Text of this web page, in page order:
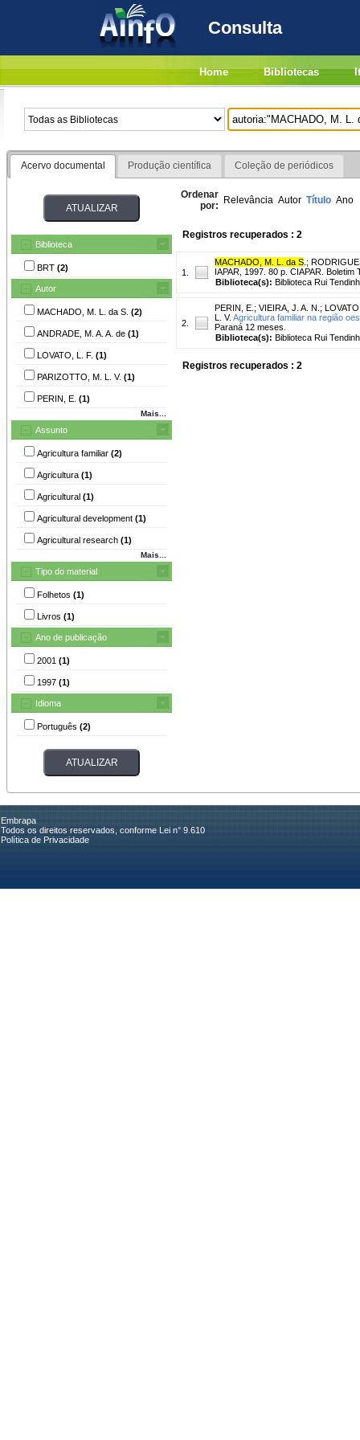
Consulta
Home Bibliotecas
Acervo documental Produção científica Coleção de periódicos
Biblioteca
BRT (2)
Autor
MACHADO, M. L. da S. (2)
ANDRADE, M. A. A. de (1)
LOVATO, L. F. (1)
PARIZOTTO, M. L. V. (1)
PERIN, E. (1)
Mais...
Assunto
Agricultura familiar (2)
Agricultura (1)
Agricultural (1)
Agricultural development (1)
Agricultural research (1)
Mais...
Tipo do material
Folhetos (1)
Livros (1)
Ano de publicação
2001 (1)
1997 (1)
Idioma
Português (2)
Ordenar
por: Relevância Autor Título Ano
Registros recuperados : 2
1.
MACHADO, M. L. da S ;
IAPAR, 1997. 80 p. CIAPAR. Boletim
Biblioteca(s): Biblioteca Rui
2.
PERIN, E. ; VIEIRA, J. A. N. ;
L. V. Agricultura familiar na região
Paraná 12 meses.
Biblioteca(s): Biblioteca Rui
Registros recuperados : 2
Embrapa
Todos os direitos reservados, conforme Lei n° 9.610
Política de Privacidade